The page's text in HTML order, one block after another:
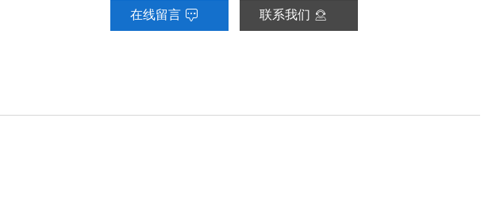
在线留言  联系我们 